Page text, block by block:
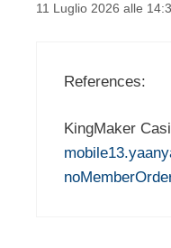
11 Luglio 2026 alle
References:
KingMaker